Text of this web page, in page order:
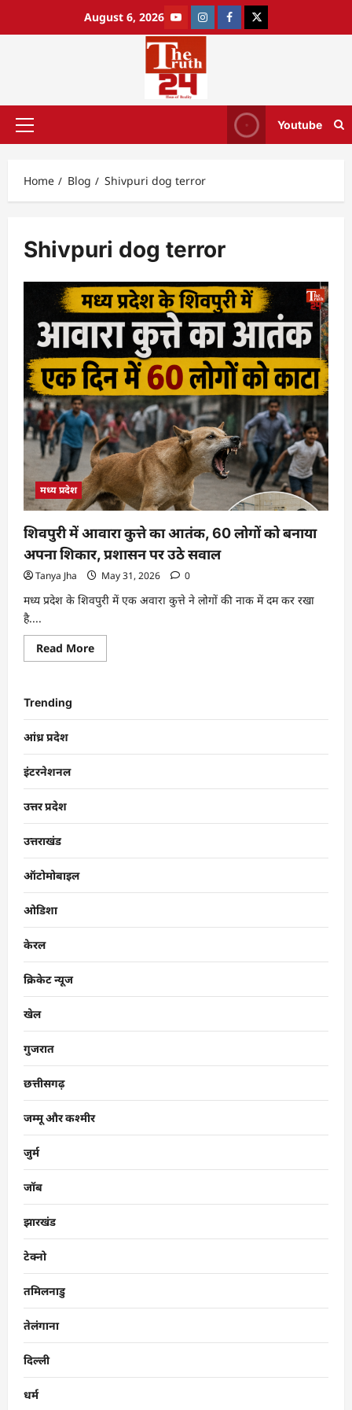
August 6, 2026
Youtube
Home Blog Shivpuri dog terror
Shivpuri dog terror
मध्य प्रदेश
शिवपुरी में आवारा कुत्ते का आतंक, 60 लोगों को बनाया
अपना शिकार, प्रशासन पर उठे सवाल
Tanya Jha May 31, 2026 0
मध्य प्रदेश के शिवपुरी में एक अवारा कुत्ते ने लोगों की नाक में दम कर रखा
है....
Read More
Trending
आंध्र प्रदेश
इंटरनेशनल
उत्तर प्रदेश
उत्तराखंड
ऑटोमोबाइल
ओडिशा
केरल
क्रिकेट न्यूज
खेल
गुजरात
छत्तीसगढ़
जम्मू और कश्मीर
जुर्म
जॉब
झारखंड
टेक्नो
तमिलनाडु
तेलंगाना
दिल्ली
धर्म